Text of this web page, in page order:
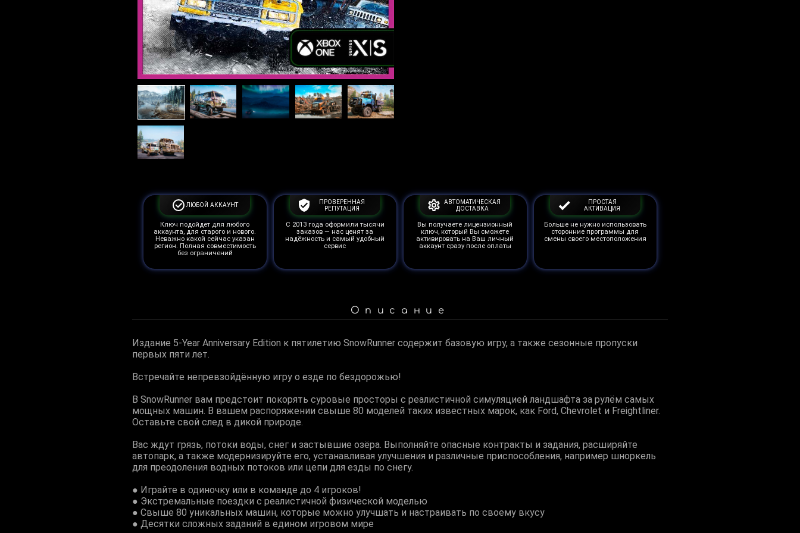
ЛЮБОЙ АККАУНТ
Ключ подойдет для любого
аккаунта, для старого и нового.
Неважно какой сейчас указан
регион. Полная совместимость
без ограничений
ПРОВЕРЕННАЯ
РЕПУТАЦИЯ
С 2013 года оформили тысячи
заказов — нас ценят за
надёжность и самый удобный
сервис
АВТОМАТИЧЕСКАЯ
ДОСТАВКА
Вы получаете лицензионный
ключ, который Вы сможете
активировать на Ваш личный
аккаунт сразу после оплаты
ПРОСТАЯ
АКТИВАЦИЯ
Больше не нужно использовать
сторонние программы для
смены своего местоположения
Описание
Издание 5-Year Anniversary Edition к пятилетию SnowRunner содержит базовую игру, а также сезонные пропуски
первых пяти лет.
Встречайте непревзойдённую игру о езде по бездорожью!
В SnowRunner вам предстоит покорять суровые просторы с реалистичной симуляцией ландшафта за рулём самых
мощных машин. В вашем распоряжении свыше 80 моделей таких известных марок, как Ford, Chevrolet и Freightliner.
Оставьте свой след в дикой природе.
Вас ждут грязь, потоки воды, снег и застывшие озёра. Выполняйте опасные контракты и задания, расширяйте
автопарк, а также модернизируйте его, устанавливая улучшения и различные приспособления, например шноркель
для преодоления водных потоков или цепи для езды по снегу.
● Играйте в одиночку или в команде до 4 игроков!
● Экстремальные поездки с реалистичной физической моделью
● Свыше 80 уникальных машин, которые можно улучшать и настраивать по своему вкусу
● Десятки сложных заданий в едином игровом мире